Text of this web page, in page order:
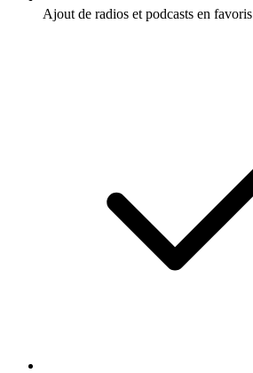
Ajout de radios et podcasts en favoris